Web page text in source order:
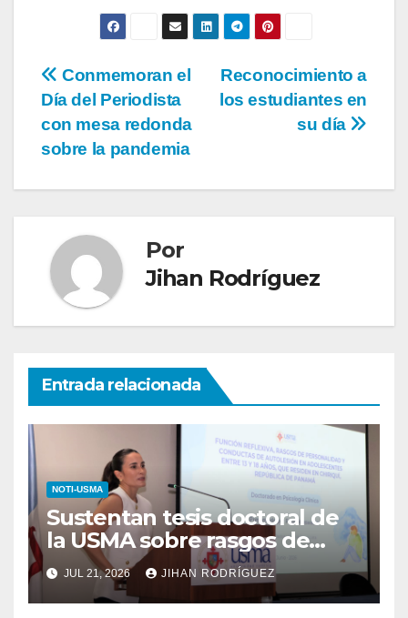
Reconocimiento a
los estudiantes en
su día
Conmemoran el
Día del Periodista
con mesa redonda
sobre la pandemia
Por
Jihan Rodríguez
Entrada relacionada
NOTI-USMA
Sustentan tesis doctoral de
la USMA sobre rasgos de
personalidad y conductas de
autolesión en adolescentes
JUL 21, 2026 JIHAN RODRÍGUEZ